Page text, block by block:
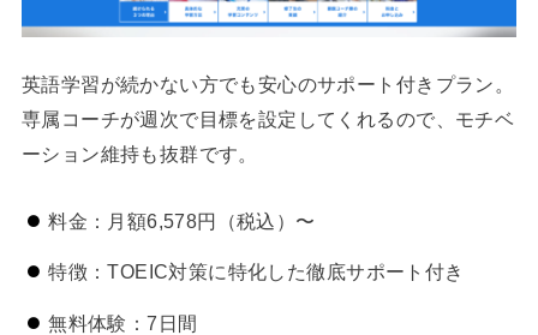
英語学習が続かない方でも安心のサポート付きプラン。
専属コーチが週次で目標を設定してくれるので、モチベ
ーション維持も抜群です。
料金：月額6,578円（税込）〜
特徴：TOEIC対策に特化した徹底サポート付き
無料体験：7日間